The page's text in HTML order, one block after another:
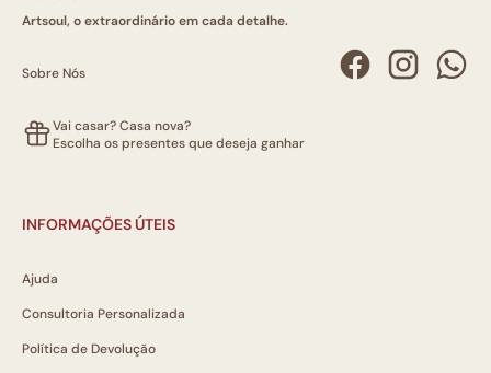
Artsoul, o extraordinário em cada detalhe.
Sobre Nós
Vai casar? Casa nova?
Escolha os presentes que deseja ganhar
INFORMAÇÕES ÚTEIS
Ajuda
Consultoria Personalizada
Política de Devolução